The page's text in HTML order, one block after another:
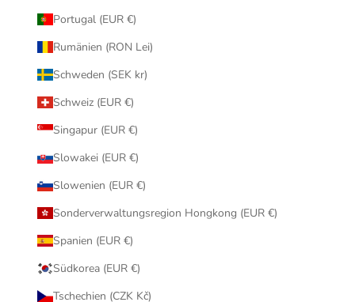
Portugal (EUR €)
Rumänien (RON Lei)
Schweden (SEK kr)
Schweiz (EUR €)
Singapur (EUR €)
Slowakei (EUR €)
Slowenien (EUR €)
Sonderverwaltungsregion Hongkong (EUR €)
Spanien (EUR €)
Südkorea (EUR €)
Tschechien (CZK Kč)